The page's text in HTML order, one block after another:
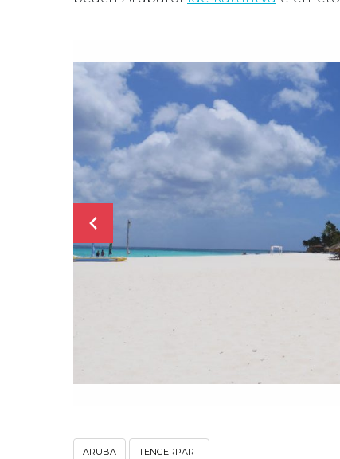
ARUBA TENGERPART